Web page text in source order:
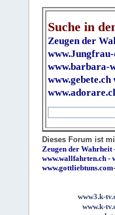
Suche in
Zeugen der
www.barbara-
www.gebete.ch
Dieses Forum ist
Zeugen der Wahrheit
www.wallfahrten.ch -
www.gottliebtuns.com-
www3.k-
www.k-